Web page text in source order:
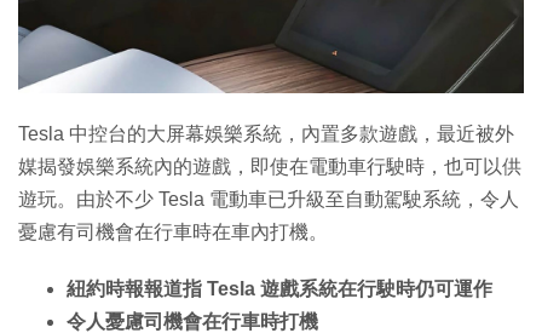
Tesla 中控台的大屏幕娛樂系統，內置多款遊戲，最近被外
媒揭發娛樂系統內的遊戲，即使在電動車行駛時，也可以供
遊玩。由於不少 Tesla 電動車已升級至自動駕駛系統，令人
憂慮有司機會在行車時在車內打機。
紐約時報報道指 Tesla 遊戲系統在行駛時仍可運作
令人憂慮司機會在行車時打機